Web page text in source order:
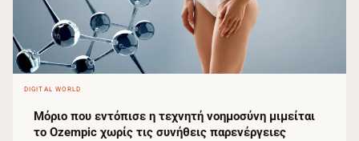
DIGITAL WORLD
Μόριο που εντόπισε η τεχνητή νοημοσύνη μιμείται
το Ozempic χωρίς τις συνήθεις παρενέργειες